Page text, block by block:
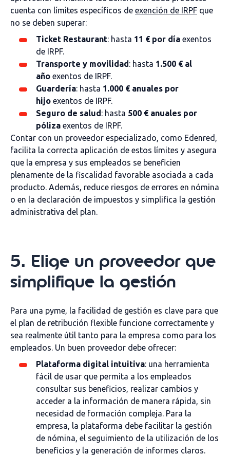
cuenta con límites específicos de exención de IRPF que
no se deben superar:
Ticket Restaurant: hasta 11 € por día exentos
de IRPF.
Transporte y movilidad: hasta 1.500 € al
año exentos de IRPF.
Guardería: hasta 1.000 € anuales por
hijo exentos de IRPF.
Seguro de salud: hasta 500 € anuales por
póliza exentos de IRPF.
Contar con un proveedor especializado, como Edenred,
facilita la correcta aplicación de estos límites y asegura
que la empresa y sus empleados se beneficien
plenamente de la fiscalidad favorable asociada a cada
producto. Además, reduce riesgos de errores en nómina
o en la declaración de impuestos y simplifica la gestión
administrativa del plan.
5. Elige un proveedor que
simplifique la gestión
Para una pyme, la facilidad de gestión es clave para que
el plan de retribución flexible funcione correctamente y
sea realmente útil tanto para la empresa como para los
empleados. Un buen proveedor debe ofrecer:
Plataforma digital intuitiva: una herramienta
fácil de usar que permita a los empleados
consultar sus beneficios, realizar cambios y
acceder a la información de manera rápida, sin
necesidad de formación compleja. Para la
empresa, la plataforma debe facilitar la gestión
de nómina, el seguimiento de la utilización de los
beneficios y la generación de informes claros.